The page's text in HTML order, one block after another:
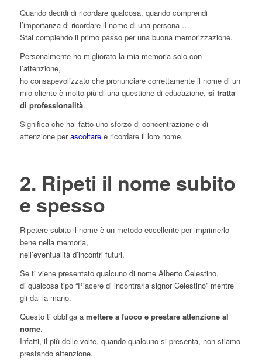
Quando decidi di ricordare qualcosa, quando comprendi
l’importanza di ricordare il nome di una persona …
Stai compiendo il primo passo per una buona memorizzazione.
Personalmente ho migliorato la mia memoria solo con
l’attenzione,
ho consapevolizzato che pronunciare correttamente il nome di un
mio cliente è molto più di una questione di educazione, si tratta
di professionalità.
Significa che hai fatto uno sforzo di concentrazione e di
attenzione perascoltare e ricordare il loro nome.
2. Ripeti il nome subito
e spesso
Ripetere subito il nome è un metodo eccellente per imprimerlo
bene nella memoria,
nell’eventualità d’incontri futuri.
Se ti viene presentato qualcuno di nome Alberto Celestino,
di qualcosa tipo “Piacere di incontrarla signor Celestino” mentre
gli dai la mano.
Questo ti obbliga a mettere a fuoco e prestare attenzione al
nome.
Infatti, il più delle volte, quando qualcuno si presenta, non stiamo
prestando attenzione.